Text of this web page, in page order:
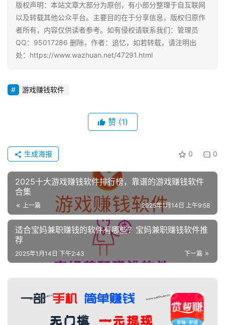
版权声明：本站文章大部分为原创，有小部分整理于自互联网
以及转载其他公众平台。主要目的在于分享信息，版权归原作
者所有，内容仅供读者参考。如有侵权请联系我们：管理员
QQ：95017286 删除，作者：追忆，如若转载，请注明出
处：https://www.wazhuan.net/47291.html
游戏赚钱软件
赞 (1)
0 0
生成海报
2025十大游戏赚钱软件排行榜，靠谱的游戏赚钱软件
合集
上一篇 2025年1月14日 上午9:58
适合宝妈兼职赚钱的软件有哪些？宝妈兼职赚钱软件推
荐
下一篇
2025年1月14日 下午2:43